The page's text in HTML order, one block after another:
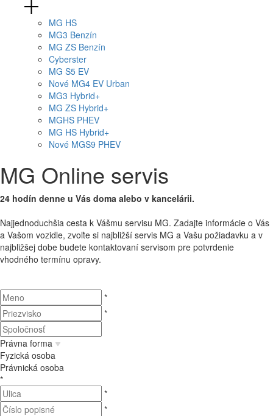
MG HS
MG3 Benzín
MG ZS Benzín
Cyberster
MG S5 EV
Nové MG4 EV Urban
MG3 Hybrid+
MG ZS Hybrid+
MGHS PHEV
MG HS Hybrid+
Nové MGS9 PHEV
MG Online servis
24 hodín denne u Vás doma alebo v kancelárii.
Najjednoduchšia cesta k Vášmu servisu MG. Zadajte informácie o Vás
a Vašom vozidle, zvoľte si najbližší servis MG a Vašu požiadavku a v
najbližšej dobe budete kontaktovaní servisom pre potvrdenie
vhodného termínu opravy.
*
*
Právna forma
Fyzická osoba
Právnická osoba
*
*
*